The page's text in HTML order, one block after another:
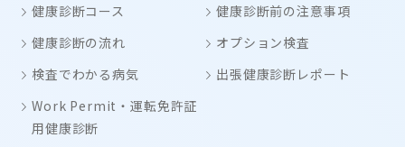
健康診断コース
健康診断前の注意事項
健康診断の流れ
オプション検査
検査でわかる病気
出張健康診断レポート
Work Permit・運転免許証
用健康診断